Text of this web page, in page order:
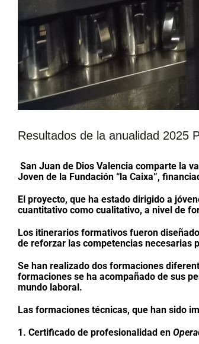
Resultados de la anualidad 2025
San Juan de Dios Valencia comparte la
Jovende la Fundación “la Caixa”,
El proyecto, que ha estado dirigido a
cuantitativo como cualitativo, a nivel de
Los itinerarios formativos fueron
de reforzar las competencias necesarias
Se han realizado dos formaciones
formaciones se ha acompañado de sus
mundo laboral.
Las formaciones técnicas, que han sido
1. Certificado de profesionalidad en